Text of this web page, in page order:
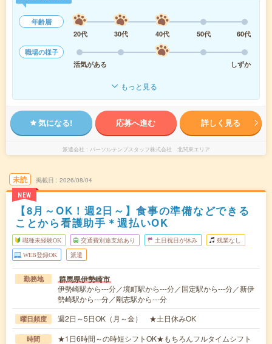
年齢層
20代
30代 40代 50代
60代
職場の様子
活気がある
しずか
もっと見る
気になる! 応募へ進む 詳しく見る
派遣会社 パーソルテンプスタッフ株式会社 北関東エリア
未読
NEW
掲載日 2026/08/04
【8月～OK！週2日～】食事の準備などできる
ことから看護助手＊週払いOK
職種未経験OK 交通費別途支給あり 土日祝日が休み 残業なし
WEB登録OK 派遣
勤務地 群馬県伊勢崎市
伊勢崎駅から---分／境町駅から---分／国定駅から---分／新伊
勢崎駅から---分／剛志駅から---分
曜日頻度 週2日～5日OK（月～金） ★土日休みOK
時間
★1日6時間～の時短シフトOK★もちろんフルタイムシフト